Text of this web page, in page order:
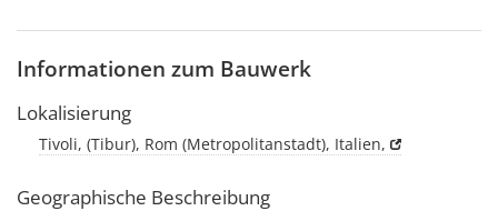
Informationen zum Bauwerk
Lokalisierung
Tivoli, (Tibur), Rom (Metropolitanstadt), Italien,
Geographische Beschreibung